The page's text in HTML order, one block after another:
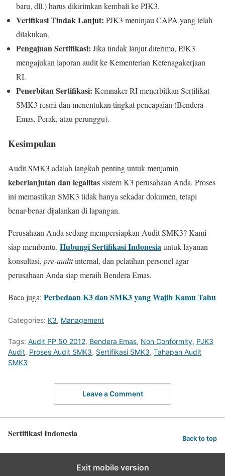
baru, dll.) harus dikirimkan kembali ke PJK3.
Verifikasi Tindak Lanjut: PJK3 meninjau CAPA yang telah
dilakukan.
Pengajuan Sertifikasi: Jika tindak lanjut diterima, PJK3
mengajukan laporan audit ke Kementerian Ketenagakerjaan
RI.
Penerbitan Sertifikasi: Kemnaker RI menerbitkan Sertifikat
SMK3 resmi dan menentukan tingkat pencapaian (Bendera
Emas, Perak, atau perunggu).
Kesimpulan
Audit SMK3 adalah langkah penting untuk menjamin
keberlanjutan dan legalitassistem K3 perusahaan Anda. Proses
ini memastikan SMK3 tidak hanya sekadar dokumen, tetapi
benar-benar dijalankan di lapangan.
Perusahaan Anda sedang mempersiapkan Audit SMK3? Kami
siap membantu. Hubungi Sertifikasi Indonesiauntuk layanan
konsultasi, pre-auditinternal, dan pelatihan personel agar
perusahaan Anda siap meraih Bendera Emas.
Baca juga: Perbedaan K3 dan SMK3 yang Wajib Kamu Tahu
Categories: K3, Management
Tags: Audit PP 50 2012, Bendera Emas, Non Conformity, PJK3
Audit, Proses Audit SMK3, Sertifikasi SMK3, Tahapan Audit
SMK3
Leave a Comment
Sertifikasi Indonesia Back to top
Exit mobile version